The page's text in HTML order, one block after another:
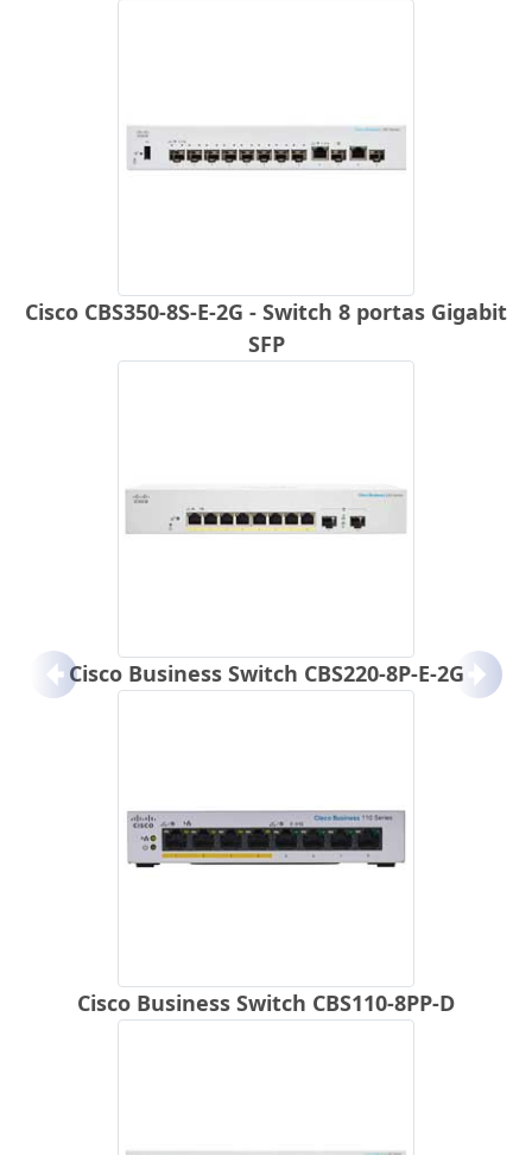
Cisco CBS350-8S-E-2G - Switch 8 portas Gigabit
SFP
Cisco Business Switch CBS220-8P-E-2G
Cisco Business Switch CBS110-8PP-D
Anterior